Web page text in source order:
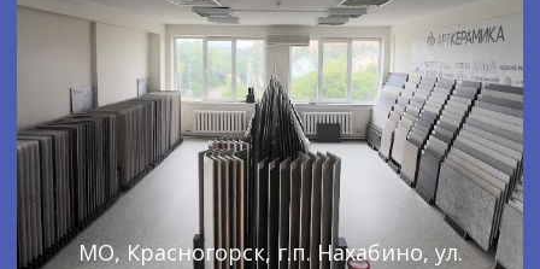
МО, Красногорск, г.п. Нахабино, ул.